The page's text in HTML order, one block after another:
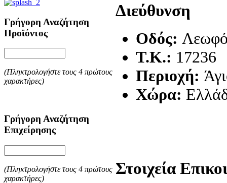
Γρήγορη Αναζήτηση
Προϊόντος
(Πληκτρολογήστε τους 4 πρώτους
χαρακτήρες)
Γρήγορη Αναζήτηση
Επιχείρησης
(Πληκτρολογήστε τους 4 πρώτους
χαρακτήρες)
Διεύθυνση
Οδός:
T.K.: 17236
Περιοχή:
Χώρα:
Στοιχεία